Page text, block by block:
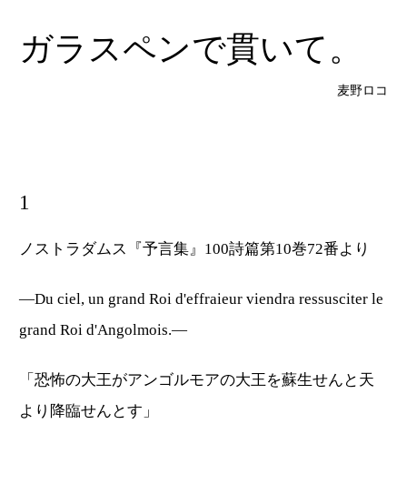
ガラスペンで貫いて。
麦野ロコ
1
ノストラダムス『予言集』100詩篇第10巻72番より
―Du ciel, un grand Roi d'effraieur viendra ressusciter le
grand Roi d'Angolmois.―
「恐怖の大王がアンゴルモアの大王を蘇生せんと天
より降臨せんとす」